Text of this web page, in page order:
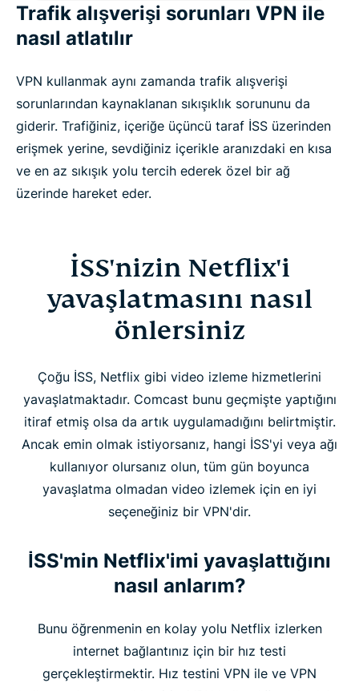
Trafik alışverişi sorunları VPN ile
nasıl atlatılır
VPN kullanmak aynı zamanda trafik alışverişi
sorunlarından kaynaklanan sıkışıklık sorununu da
giderir. Trafiğiniz, içeriğe üçüncü taraf İSS üzerinden
erişmek yerine, sevdiğiniz içerikle aranızdaki en kısa
ve en az sıkışık yolu tercih ederek özel bir ağ
üzerinde hareket eder.
İSS'nizin Netflix'i
yavaşlatmasını nasıl
önlersiniz
Çoğu İSS, Netflix gibi video izleme hizmetlerini
yavaşlatmaktadır. Comcast bunu geçmişte yaptığını
itiraf etmiş olsa da artık uygulamadığını belirtmiştir.
Ancak emin olmak istiyorsanız, hangi İSS'yi veya ağı
kullanıyor olursanız olun, tüm gün boyunca
yavaşlatma olmadan video izlemek için en iyi
seçeneğiniz bir VPN'dir.
İSS'min Netflix'imi yavaşlattığını
nasıl anlarım?
Bunu öğrenmenin en kolay yolu Netflix izlerken
internet bağlantınız için bir hız testi
gerçekleştirmektir. Hız testini VPN ile ve VPN